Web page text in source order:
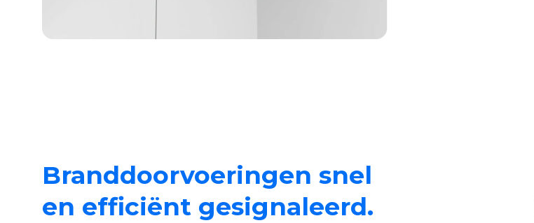
Branddoorvoeringen snel
en efficiënt gesignaleerd.